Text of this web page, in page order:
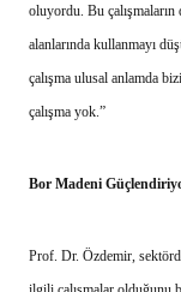
oluyordu. Bu
alanlarında kullanmayı
çalışma ulusal anlamda
çalışma yok.”
Bor Madeni
Prof. Dr. Özdemir,